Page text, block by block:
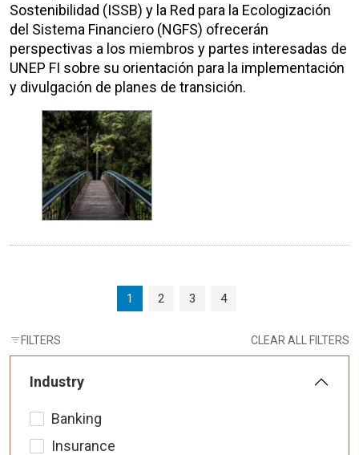
Sostenibilidad (ISSB) y la Red para la Ecologización
del Sistema Financiero (NGFS) ofrecerán
perspectivas a los miembros y partes interesadas de
UNEP FI sobre su orientación para la implementación
y divulgación de planes de transición.
Current Page
1 Page
2 Page
3 Page
4
FILTERS CLEAR ALL FILTERS
Industry
Banking
Insurance